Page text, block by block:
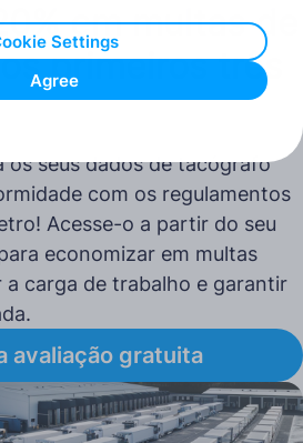
Settings
Agree
em multas de
primeiros três
os seus dados de tacógrafo
com os regulamentos
Acesse-o a partir do seu
economizar em multas
carga de trabalho e garantir
avaliação gratuita